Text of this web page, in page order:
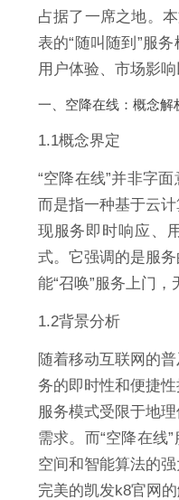
占据了一席之地。
表的“随叫随到”服
用户体验、市场影响
一、空降在线：概念解
1.1概念界定
“空降在线”并非字
而是指一种基于云
现服务即时响应、
式。它强调的是服
能“召唤”服务上门，
1.2背景分析
随着移动互联网的
务的即时性和便捷
服务模式受限于地
需求。而“空降在线
空间和智能算法的
完美的凯发k8官网的